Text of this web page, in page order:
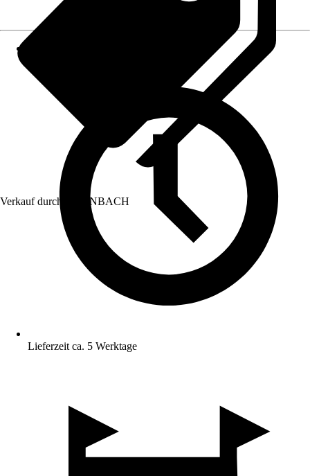
Verkauf durch: HORNBACH
Lieferzeit ca. 5 Werktage